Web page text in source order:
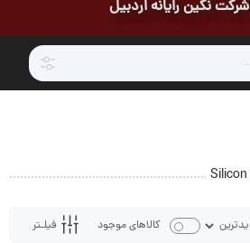
شرکت نگین رایانه اردبیل
فیلـتر کالاهای موجود